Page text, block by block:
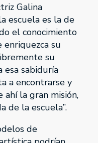
Galina
escuela es la de
el conocimiento
su
su
esa sabiduría
a encontrarse y
la gran misión,
de la escuela”.
de